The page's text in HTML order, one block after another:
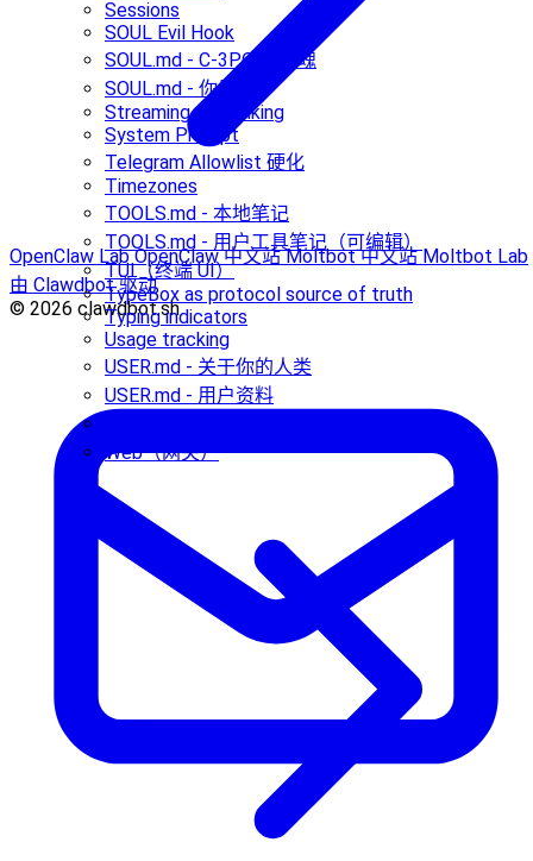
Sessions
SOUL Evil Hook
SOUL.md - C-3PO 的灵魂
SOUL.md - 你是谁
Streaming + chunking
System Prompt
Telegram Allowlist 硬化
Timezones
TOOLS.md - 本地笔记
TOOLS.md - 用户工具笔记（可编辑）
TUI（终端 UI）
TypeBox as protocol source of truth
Typing indicators
Usage tracking
USER.md - 关于你的人类
USER.md - 用户资料
Web（网关）
OpenClaw LabOpenClaw 中文站Moltbot 中文站Moltbot Lab
由 Clawdbot 驱动
© 2026 clawdbot.sh